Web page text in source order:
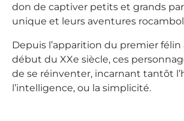
don de captiver petits et grands
unique et leurs aventures
Depuis l’apparition du premier félin
début du XXe siècle, ces
de se réinventer, incarnant tantôt
l’intelligence, ou la simplicité.